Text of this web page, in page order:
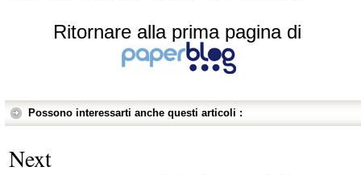
Ritornare alla prima pagina di
Possono interessarti anche questi articoli :
Next